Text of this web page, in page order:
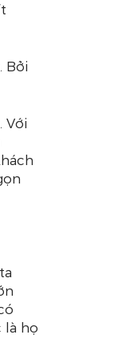
Bởi
Với
là họ